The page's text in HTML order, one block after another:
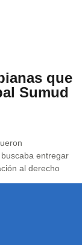
que
Sumud
entregar
al derecho